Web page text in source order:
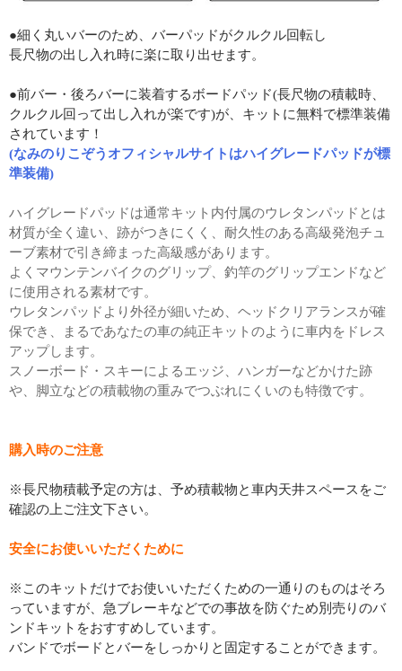
●細く丸いバーのため、バーパッドがクルクル回転し
長尺物の出し入れ時に楽に取り出せます。
●前バー・後ろバーに装着するボードパッド(長尺物の積載時、
クルクル回って出し入れが楽です)が、キットに無料で標準装備
されています！
(なみのりこぞうオフィシャルサイトはハイグレードパッドが標
準装備)
ハイグレードパッドは通常キット内付属のウレタンパッドとは
材質が全く違い、跡がつきにくく、耐久性のある高級発泡チュ
ーブ素材で引き締まった高級感があります。
よくマウンテンバイクのグリップ、釣竿のグリップエンドなど
に使用される素材です。
ウレタンパッドより外径が細いため、ヘッドクリアランスが確
保でき、まるであなたの車の純正キットのように車内をドレス
アップします。
スノーボード・スキーによるエッジ、ハンガーなどかけた跡
や、脚立などの積載物の重みでつぶれにくいのも特徴です。
購入時のご注意
※長尺物積載予定の方は、予め積載物と車内天井スペースをご
確認の上ご注文下さい。
安全にお使いいただくために
※このキットだけでお使いいただくための一通りのものはそろ
っていますが、急ブレーキなどでの事故を防ぐため別売りのバ
ンドキットをおすすめしています。
バンドでボードとバーをしっかりと固定することができます。